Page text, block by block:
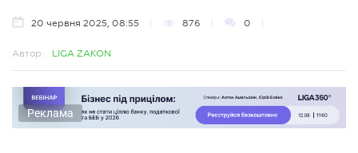
20 червня 2025, 08:55 876 0
Автор: LIGA ZAKON
Реклама